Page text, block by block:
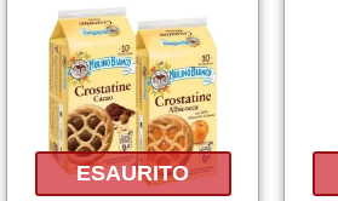
ESAURITO
prodotto
varianti.
opzioni
possono